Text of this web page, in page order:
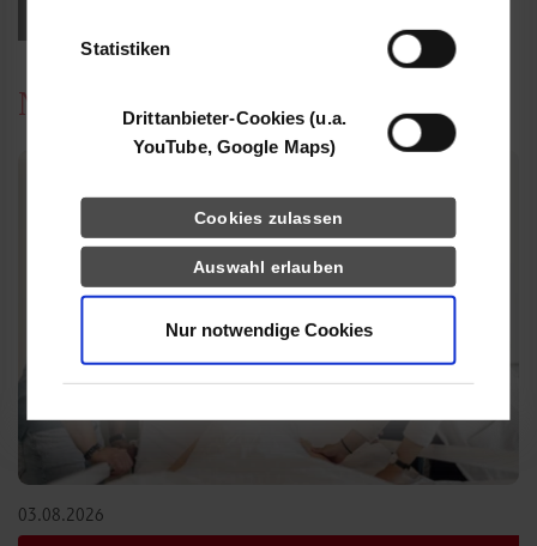
Statistiken
Drittanbieter-Cookies (u.a.
YouTube, Google Maps)
Cookies zulassen
Auswahl erlauben
Nur notwendige Cookies
News
03.08.2026